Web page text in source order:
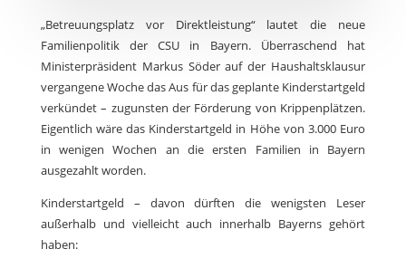
„Betreuungsplatz vor Direktleistung“ lautet die neue
Familienpolitik der CSU in Bayern. Überraschend hat
Ministerpräsident Markus Söder auf der Haushaltsklausur
vergangene Woche das Aus für das geplante Kinderstartgeld
verkündet – zugunsten der Förderung von Krippenplätzen.
Eigentlich wäre das Kinderstartgeld in Höhe von 3.000 Euro
in wenigen Wochen an die ersten Familien in Bayern
ausgezahlt worden.
Kinderstartgeld – davon dürften die wenigsten Leser
außerhalb und vielleicht auch innerhalb Bayerns gehört
haben: